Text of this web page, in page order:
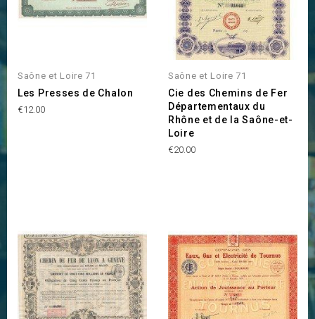
Saône et Loire 71
Les Presses de Chalon
Price
€12.00
Saône et Loire 71
Cie des Chemins de Fer
Départementaux du
Rhône et de la Saône-et-
Loire
Price
€20.00